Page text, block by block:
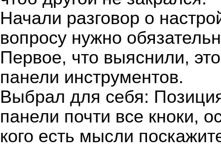
Начали разговор о
вопросу нужно
Первое, что выяснили,
панели инструментов.
Выбрал для себя:
панели почти все кноки,
кого есть мысли